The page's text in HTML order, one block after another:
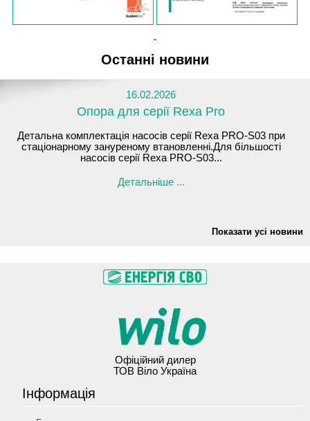
Останні новини
16.02.2026
Опора для серії Rexa Pro
Детальна комплектація насосів серії Rexa PRO-S03 при
стаціонарному зануреному втановленні.Для більшості
насосів серії Rexa PRO-S03...
Детальніше ...
Показати усі новини
Офіційний дилер
ТОВ Віло Україна
Інформація